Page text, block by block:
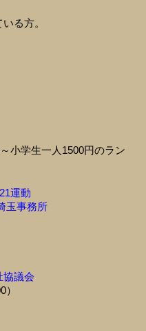
る方。
小学生一人1500円のラン
運動
玉事務所
協議会